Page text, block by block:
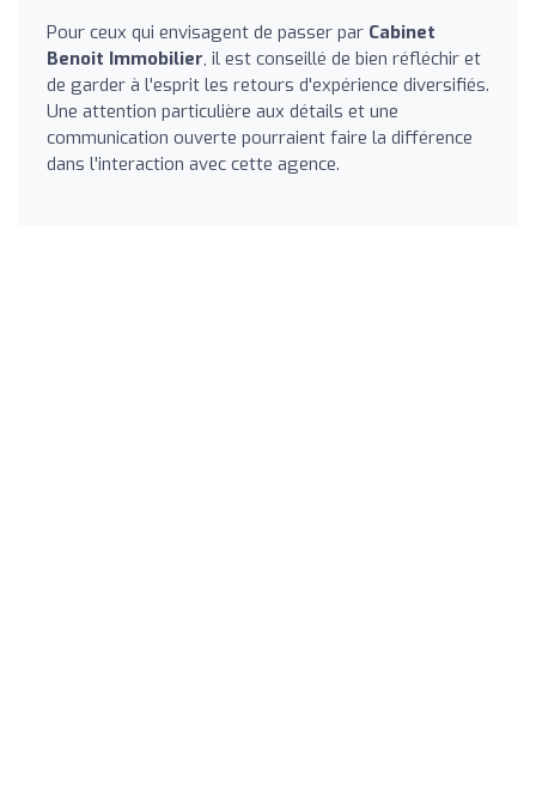
Pour ceux qui envisagent de passer par Cabinet
Benoit Immobilier, il est conseillé de bien réfléchir et
de garder à l'esprit les retours d'expérience diversifiés.
Une attention particulière aux détails et une
communication ouverte pourraient faire la différence
dans l'interaction avec cette agence.